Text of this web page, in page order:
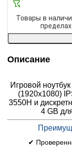
Товары в
Описание
Игровой
(1920x1080)
3550H и
4 GB
✔